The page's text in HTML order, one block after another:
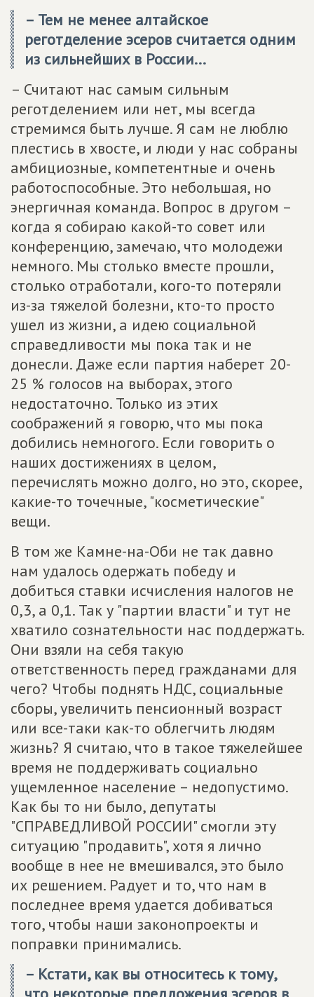
– Тем не менее алтайское
реготделение эсеров считается одним
из сильнейших в России...
– Считают нас самым сильным
реготделением или нет, мы всегда
стремимся быть лучше. Я сам не люблю
плестись в хвосте, и люди у нас собраны
амбициозные, компетентные и очень
работоспособные. Это небольшая, но
энергичная команда. Вопрос в другом –
когда я собираю какой-то совет или
конференцию, замечаю, что молодежи
немного. Мы столько вместе прошли,
столько отработали, кого-то потеряли
из-за тяжелой болезни, кто-то просто
ушел из жизни, а идею социальной
справедливости мы пока так и не
донесли. Даже если партия наберет 20-
25 % голосов на выборах, этого
недостаточно. Только из этих
соображений я говорю, что мы пока
добились немногого. Если говорить о
наших достижениях в целом,
перечислять можно долго, но это, скорее,
какие-то точечные, "косметические"
вещи.
В том же Камне-на-Оби не так давно
нам удалось одержать победу и
добиться ставки исчисления налогов не
0,3, а 0,1. Так у "партии власти" и тут не
хватило сознательности нас поддержать.
Они взяли на себя такую
ответственность перед гражданами для
чего? Чтобы поднять НДС, социальные
сборы, увеличить пенсионный возраст
или все-таки как-то облегчить людям
жизнь? Я считаю, что в такое тяжелейшее
время не поддерживать социально
ущемленное население – недопустимо.
Как бы то ни было, депутаты
"СПРАВЕДЛИВОЙ РОССИИ" смогли эту
ситуацию "продавить", хотя я лично
вообще в нее не вмешивался, это было
их решением. Радует и то, что нам в
последнее время удается добиваться
того, чтобы наши законопроекты и
поправки принимались.
– Кстати, как вы относитесь к тому,